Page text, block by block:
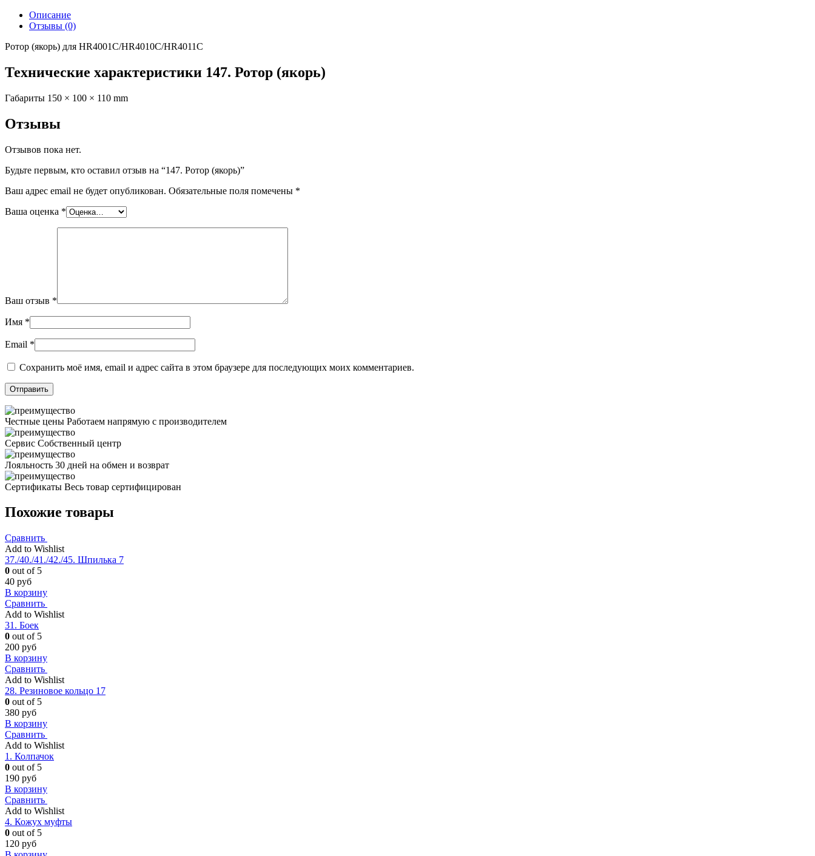
Описание
Отзывы (0)
Ротор (якорь) для HR4001C/HR4010C/HR4011C
Технические характеристики 147. Ротор (якорь)
Габариты 150 × 100 × 110 mm
Отзывы
Отзывов пока нет.
Будьте первым, кто оставил отзыв на “147. Ротор (якорь)”
Ваш адрес email не будет опубликован. Обязательные поля помечены *
Ваша оценка *
Ваш отзыв *
Имя *
Email *
Сохранить моё имя, email и адрес сайта в этом браузере для последующих моих комментариев.
Честные цены Работаем напрямую с производителем
Сервис Собственный центр
Лояльность 30 дней на обмен и возврат
Сертификаты Весь товар сертифицирован
Похожие товары
Сравнить
Add to Wishlist
37./40./41./42./45. Шпилька 7
0 out of 5
40 руб
В корзину
Сравнить
Add to Wishlist
31. Боек
0 out of 5
200 руб
В корзину
Сравнить
Add to Wishlist
28. Резиновое кольцо 17
0 out of 5
380 руб
В корзину
Сравнить
Add to Wishlist
1. Колпачок
0 out of 5
190 руб
В корзину
Сравнить
Add to Wishlist
4. Кожух муфты
0 out of 5
120 руб